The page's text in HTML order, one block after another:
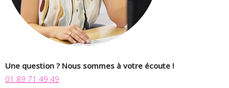
Une question ? Nous sommes à votre écoute !
01 89 71 49 49